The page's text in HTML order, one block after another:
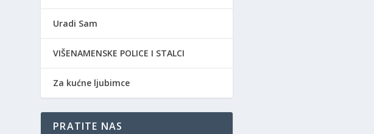
Uradi Sam
VIŠENAMENSKE POLICE I STALCI
Za kućne ljubimce
PRATITE NAS